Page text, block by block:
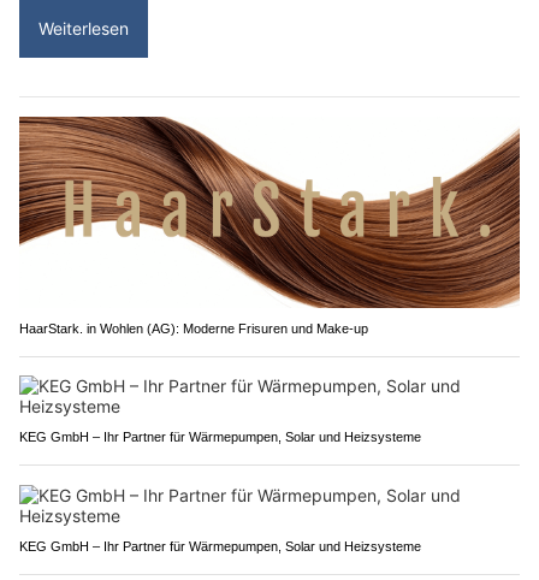
Weiterlesen
HaarStark. in Wohlen (AG): Moderne Frisuren und Make-up
KEG GmbH – Ihr Partner für Wärmepumpen, Solar und Heizsysteme
KEG GmbH – Ihr Partner für Wärmepumpen, Solar und Heizsysteme